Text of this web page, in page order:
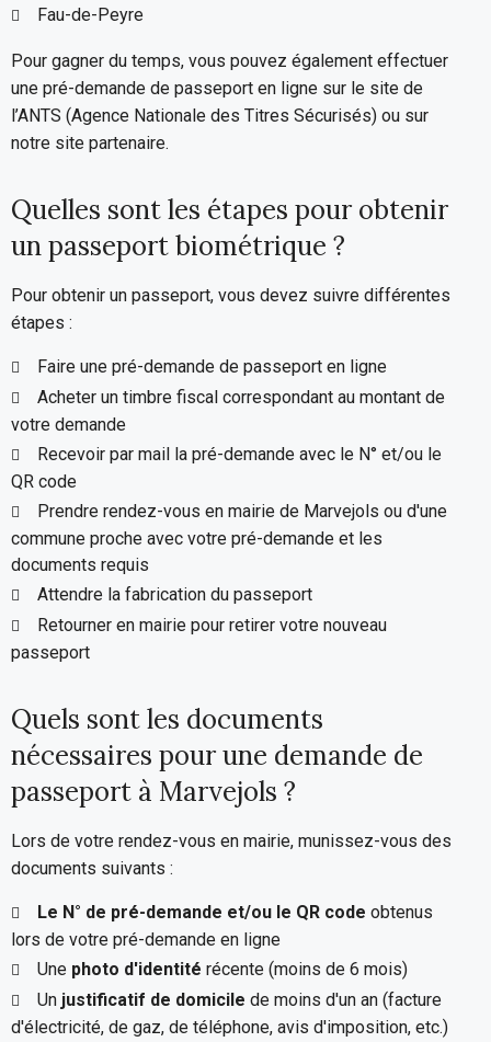
Fau-de-Peyre
Pour gagner du temps, vous pouvez également effectuer
une pré-demande de passeport en ligne sur le site de
l’ANTS (Agence Nationale des Titres Sécurisés) ou sur
notre site partenaire.
Quelles sont les étapes pour obtenir
un passeport biométrique ?
Pour obtenir un passeport, vous devez suivre différentes
étapes :
Faire une pré-demande de passeport en ligne
Acheter un timbre fiscal correspondant au montant de
votre demande
Recevoir par mail la pré-demande avec le N° et/ou le
QR code
Prendre rendez-vous en mairie de Marvejols ou d'une
commune proche avec votre pré-demande et les
documents requis
Attendre la fabrication du passeport
Retourner en mairie pour retirer votre nouveau
passeport
Quels sont les documents
nécessaires pour une demande de
passeport à Marvejols ?
Lors de votre rendez-vous en mairie, munissez-vous des
documents suivants :
Le N° de pré-demande et/ou le QR code obtenus
lors de votre pré-demande en ligne
Une photo d'identité récente (moins de 6 mois)
Un justificatif de domicile de moins d'un an (facture
d'électricité, de gaz, de téléphone, avis d'imposition, etc.)